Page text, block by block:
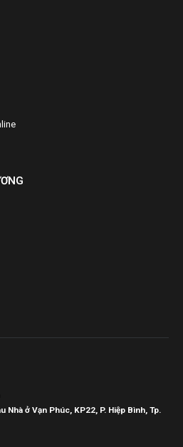
ở Vạn Phúc, KP22, P. Hiệp Bình, Tp.